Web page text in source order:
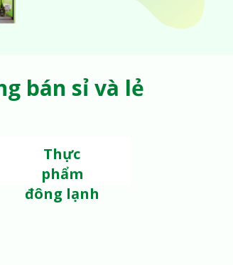
bán sỉ và lẻ
Thực
phẩm
đông lạnh